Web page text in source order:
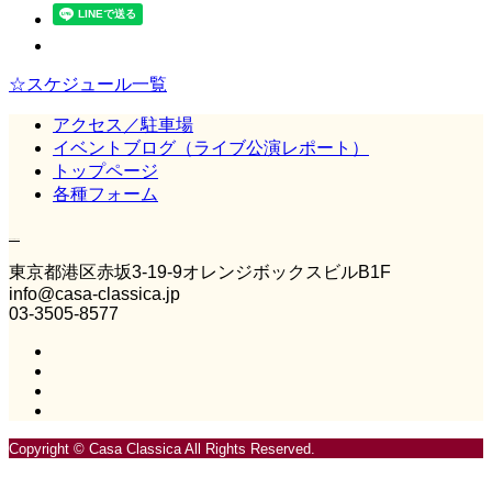
☆スケジュール一覧
アクセス／駐車場
イベントブログ（ライブ公演レポート）
トップページ
各種フォーム
東京都港区赤坂3‐19‐9オレンジボックスビルB1F
info@casa-classica.jp
03-3505-8577
Copyright © Casa Classica All Rights Reserved.